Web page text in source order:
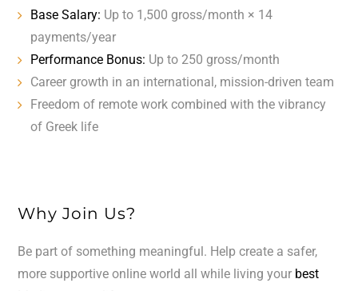
Base Salary: Up to 1,500 gross/month × 14
payments/year
Performance Bonus: Up to 250 gross/month
Career growth in an international, mission-driven team
Freedom of remote work combined with the vibrancy
of Greek life
Why Join Us?
Be part of something meaningful. Help create a safer,
more supportive online world all while living your best